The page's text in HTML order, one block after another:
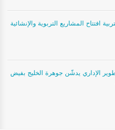
افتتاح المشاريع التربوية والإنشائية
الإداري يدشّن جوهرة الخليج بفيض